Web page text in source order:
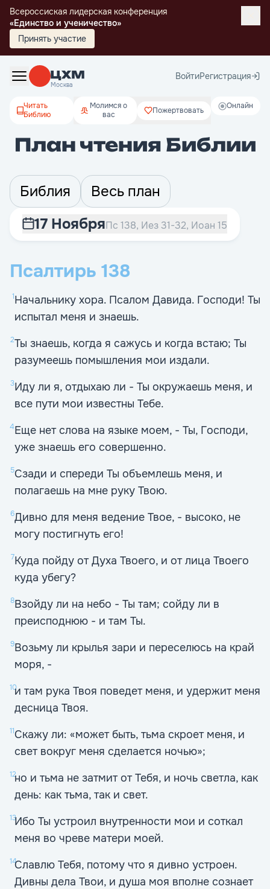
Всероссиская лидерская конференция
«Единство и ученичество»
Принять участие
Москва
ВойтиРегистрация
Онлайн
Читать
Библию
Молимся о
вас
Пожертвовать
План чтения Библии
Библия
Весь план
17 НоябряПс 138, Иез 31-32, Иоан 15
Псалтирь 138
1Начальнику хора. Псалом Давида. Господи! Ты
испытал меня и знаешь.
2Ты знаешь, когда я сажусь и когда встаю; Ты
разумеешь помышления мои издали.
3Иду ли я, отдыхаю ли - Ты окружаешь меня, и
все пути мои известны Тебе.
4Еще нет слова на языке моем, - Ты, Господи,
уже знаешь его совершенно.
5Сзади и спереди Ты объемлешь меня, и
полагаешь на мне руку Твою.
6Дивно для меня ведение Твое, - высоко, не
могу постигнуть его!
7Куда пойду от Духа Твоего, и от лица Твоего
куда убегу?
8Взойду ли на небо - Ты там; сойду ли в
преисподнюю - и там Ты.
9Возьму ли крылья зари и переселюсь на край
моря, -
10и там рука Твоя поведет меня, и удержит меня
десница Твоя.
11Скажу ли: «может быть, тьма скроет меня, и
свет вокруг меня сделается ночью»;
12но и тьма не затмит от Тебя, и ночь светла, как
день: как тьма, так и свет.
13Ибо Ты устроил внутренности мои и соткал
меня во чреве матери моей.
14Славлю Тебя, потому что я дивно устроен.
Дивны дела Твои, и душа моя вполне сознает